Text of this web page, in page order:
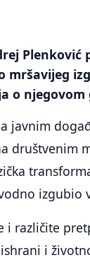
mršavijeg
o
javnim
društvenim
izgubio
i različite
i